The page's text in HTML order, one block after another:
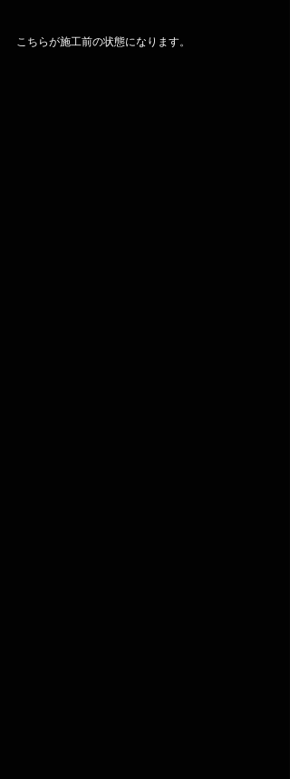
こちらが施工前の状態になります。